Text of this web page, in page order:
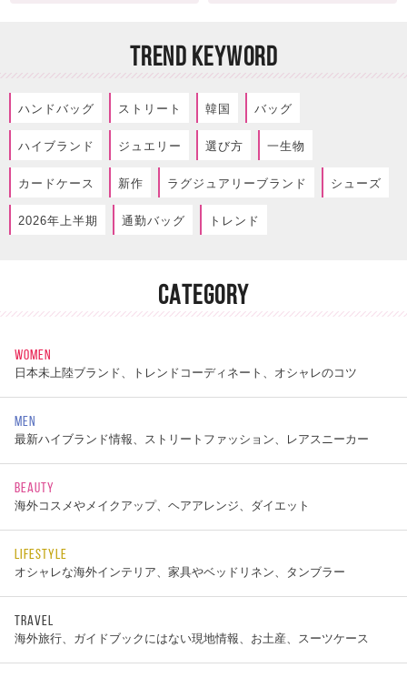
TREND KEYWORD
ハンドバッグ ストリート 韓国 バッグ
ハイブランド ジュエリー 選び方 一生物
カードケース 新作 ラグジュアリーブランド シューズ
2026年上半期 通勤バッグ トレンド
CATEGORY
WOMEN
日本未上陸ブランド、トレンドコーディネート、オシャレのコツ
MEN
最新ハイブランド情報、ストリートファッション、レアスニーカー
BEAUTY
海外コスメやメイクアップ、ヘアアレンジ、ダイエット
LIFESTYLE
オシャレな海外インテリア、家具やベッドリネン、タンブラー
TRAVEL
海外旅行、ガイドブックにはない現地情報、お土産、スーツケース